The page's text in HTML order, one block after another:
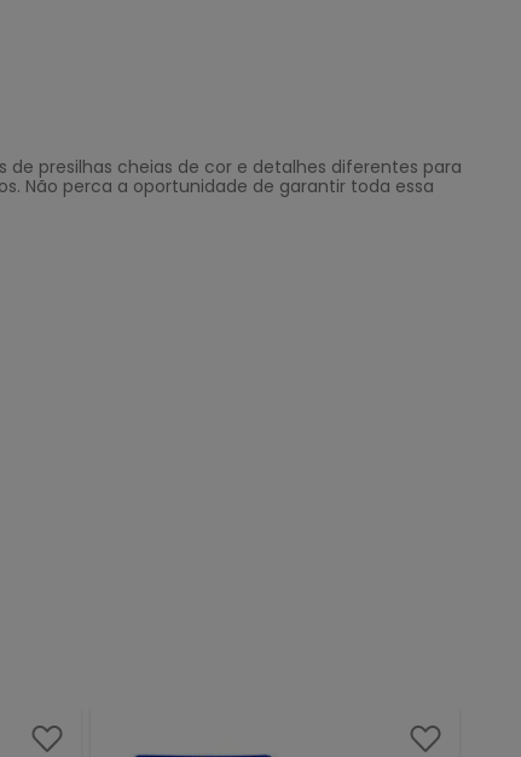
presilhas cheias de cor e detalhes diferentes para
Não perca a oportunidade de garantir toda essa